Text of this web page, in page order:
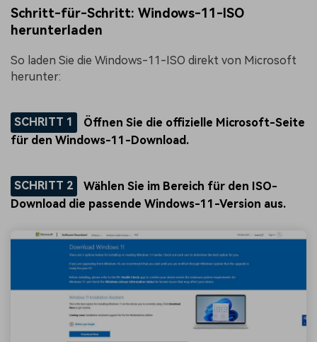
Schritt-für-Schritt: Windows-11-ISO
herunterladen
So laden Sie die Windows-11-ISO direkt von Microsoft
herunter:
SCHRITT 1
Öffnen Sie die offizielle Microsoft-Seite
für den Windows-11-Download.
SCHRITT 2
Wählen Sie im Bereich für den ISO-
Download die passende Windows-11-Version aus.